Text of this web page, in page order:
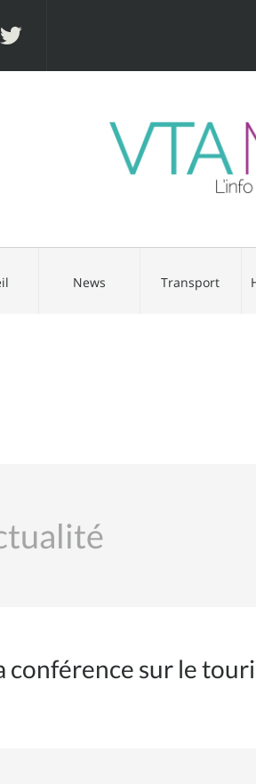
News Transport
conférence sur le